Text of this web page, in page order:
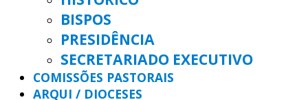
BISPOS
PRESIDÊNCIA
SECRETARIADO EXECUTIVO
COMISSÕES PASTORAIS
ARQUI / DIOCESES